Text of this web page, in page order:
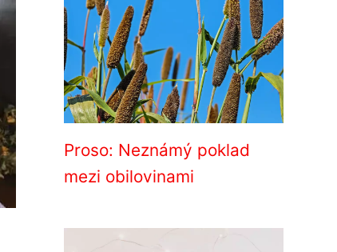
Proso: Neznámý poklad
mezi obilovinami